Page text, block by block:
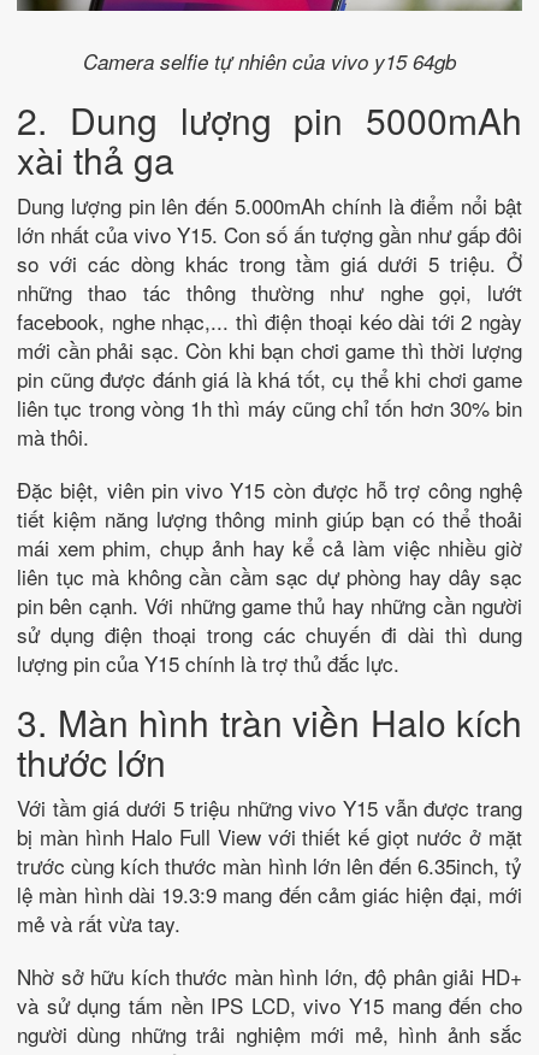
Camera selfie tự nhiên của vivo y15 64gb
2. Dung lượng pin 5000mAh
xài thả ga
Dung lượng pin lên đến 5.000mAh chính là điểm nổi bật
lớn nhất của vivo Y15. Con số ấn tượng gần như gấp đôi
so với các dòng khác trong tầm giá dưới 5 triệu. Ở
những thao tác thông thường như nghe gọi, lướt
facebook, nghe nhạc,... thì điện thoại kéo dài tới 2 ngày
mới cần phải sạc. Còn khi bạn chơi game thì thời lượng
pin cũng được đánh giá là khá tốt, cụ thể khi chơi game
liên tục trong vòng 1h thì máy cũng chỉ tốn hơn 30% bin
mà thôi.
Đặc biệt, viên pin vivo Y15 còn được hỗ trợ công nghệ
tiết kiệm năng lượng thông minh giúp bạn có thể thoải
mái xem phim, chụp ảnh hay kể cả làm việc nhiều giờ
liên tục mà không cần cầm sạc dự phòng hay dây sạc
pin bên cạnh. Với những game thủ hay những cần người
sử dụng điện thoại trong các chuyến đi dài thì dung
lượng pin của Y15 chính là trợ thủ đắc lực.
3. Màn hình tràn viền Halo kích
thước lớn
Với tầm giá dưới 5 triệu những vivo Y15 vẫn được trang
bị màn hình Halo Full View với thiết kế giọt nước ở mặt
trước cùng kích thước màn hình lớn lên đến 6.35inch, tỷ
lệ màn hình dài 19.3:9 mang đến cảm giác hiện đại, mới
mẻ và rất vừa tay.
Nhờ sở hữu kích thước màn hình lớn, độ phân giải HD+
và sử dụng tấm nền IPS LCD, vivo Y15 mang đến cho
người dùng những trải nghiệm mới mẻ, hình ảnh sắc